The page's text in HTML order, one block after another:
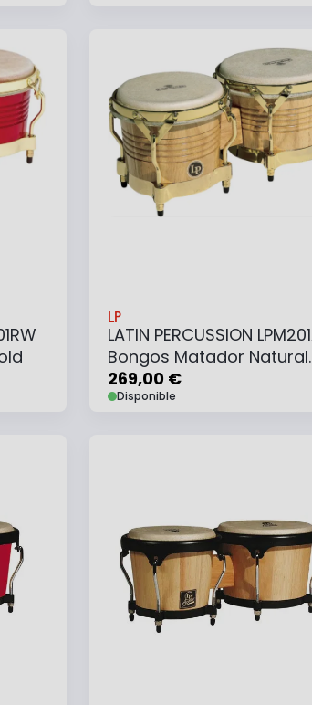
Ajouter au panier
LP
LATIN PERCUSSION
Bongos Matador Natural
Gold
269,00 €
Disponible